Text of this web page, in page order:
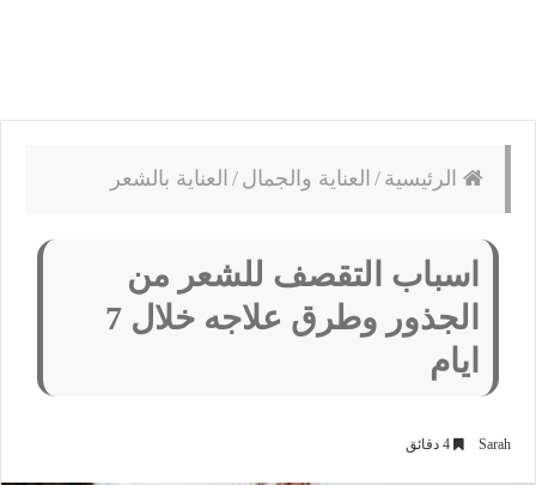
الرئيسية / العناية والجمال / العناية بالشعر
اسباب التقصف للشعر من
الجذور وطرق علاجه خلال 7
ايام
Sarah